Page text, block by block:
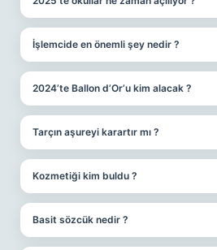
İşlemcide en önemli şey nedir ?
2024’te Ballon d’Or’u kim alacak ?
Tarçın aşureyi karartır mı ?
Kozmetiği kim buldu ?
Basit sözcük nedir ?